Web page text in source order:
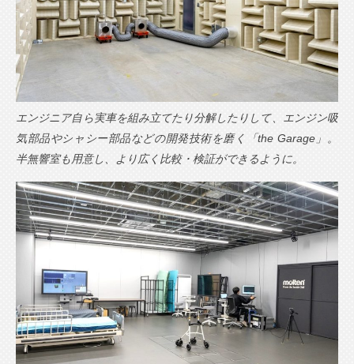
エンジニア自ら実車を組み立てたり分解したりして、エンジン吸
気部品やシャシー部品などの開発技術を磨く「the Garage」。
半無響室も用意し、より広く比較・検証ができるように。